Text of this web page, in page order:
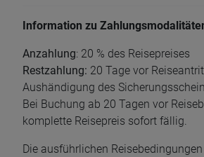
Information zu
Anzahlung: 20 % des Reisepreises
Restzahlung: 20 Tage vor
Aushändigung des
Bei Buchung ab 20 Tagen vor
komplette Reisepreis sofort fällig.
Die ausführlichen